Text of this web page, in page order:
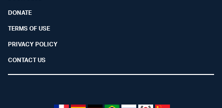
DONATE
TERMS OF USE
PRIVACY POLICY
CONTACT US